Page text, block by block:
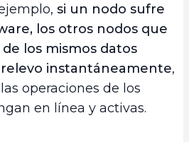
si un nodo sufre
los otros nodos que
los mismos datos
instantáneamente,
operaciones de los
en línea y activas.